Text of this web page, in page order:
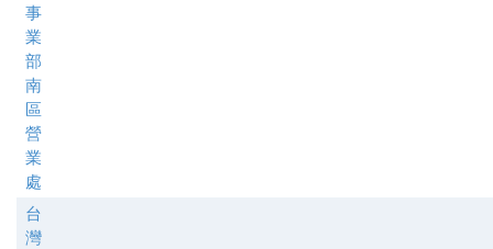
事
業
部
南
區
營
業
處
台
灣